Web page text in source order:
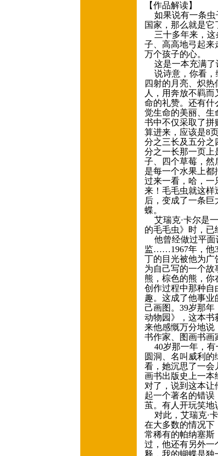
【作品解读】
如果说有一条虫
国家，那么就是
三十多年来，这
子、高高地弓起来
万个孩子的心。
这是一本充满了
说诗意，你看，
四射的月亮、炽
人，用奔放不羁
命的礼赞。还有什
觉生命的美丽、
书中不仅采取了拼
算进来，应该是8
分之三长及五分之
分之一长那一页上
子、四个草莓，然
是每一个水果上
过来一看，哈，一
来！毛毛虫就这样
后，变成了一条
蝶。
艾瑞克·卡尔是
的毛毛虫》时，
他曾经做过平面
监……1967年，他
丁的目光被他为广
为自己写的一个
熊，棕色的熊，
创作过程中那种自
趣。这成了他事
己画图。39岁那
动物园》，这本书
来他感慨万分地说
书作家、图画书
40岁那一年，有
圆洞、名叫威利
看，她沉思了一会
画书出版史上一
对了，说到这本让
起一个著名的错
茧。有人开玩笑地
对此，艾瑞克·
在大多数的情况下
常稀有的帕纳塞斯
过，他还有另外一
释，我的蝴蝶是